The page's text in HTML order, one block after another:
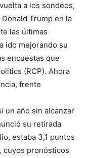
a los sondeos,
Trump en la
las últimas
ido mejorando su
encuestas que
(RCP). Ahora
frente
un año sin alcanzar
su retirada
estaba 3,1 puntos
cuyos pronósticos